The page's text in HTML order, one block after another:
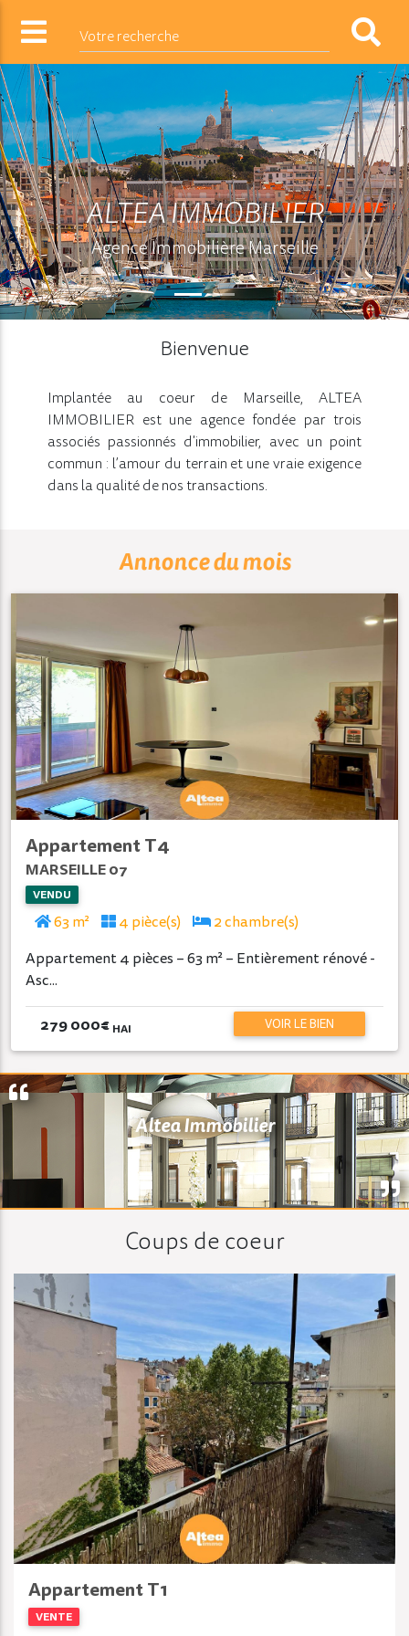
Votre recherche
ALTEA IMMOBILIER
Agence Immobilière Marseille
Bienvenue
Implantée au coeur de Marseille, ALTEA
IMMOBILIER est une agence fondée par trois
associés passionnés d'immobilier, avec un point
commun : l’amour du terrain et une vraie exigence
dans la qualité de nos transactions.
Annonce du mois
Appartement T4
MARSEILLE 07
VENDU
63 m² 4 pièce(s)
2 chambre(s)
Appartement 4 pièces – 63 m² – Entièrement rénové -
Asc...
279 000€ HAI VOIR LE BIEN
Altea Immobilier
Coups de coeur
Appartement T1
VENTE